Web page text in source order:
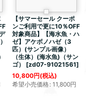
【サマーセール クーポ
ンご利用で更に10％OFF
対象商品】【海水魚・ハ
ゼ】アケボノハゼ（3
匹）(サンプル画像）
（生体）(海水魚)（サン
ゴ）
[zd07-91021561]
10,800円(税込)
希望小売価格: 11,800円